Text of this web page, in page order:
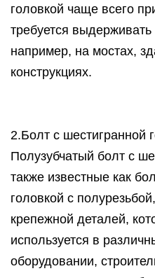
головкой чаще всего
требуется
например, на мостах,
конструкциях.
2.Болт с шестигранной
Полузубчатый болт с
также известные как
головкой с
крепежной деталей,
используется в
оборудовании,